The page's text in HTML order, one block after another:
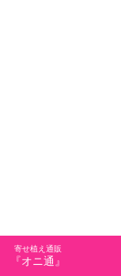
寄せ植え通販
『オニ通』